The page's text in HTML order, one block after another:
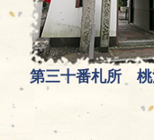
第三十番札所 桃